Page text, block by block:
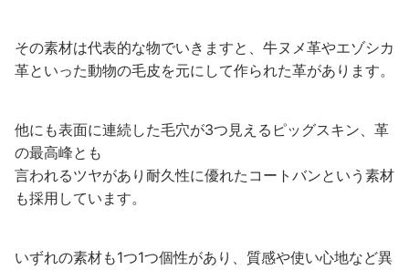
その素材は代表的な物でいきますと、牛ヌメ革やエゾシカ
革といった動物の毛皮を元にして作られた革があります。
他にも表面に連続した毛穴が3つ見えるピッグスキン、革
の最高峰とも
言われるツヤがあり耐久性に優れたコートバンという素材
も採用しています。
いずれの素材も1つ1つ個性があり、質感や使い心地など異